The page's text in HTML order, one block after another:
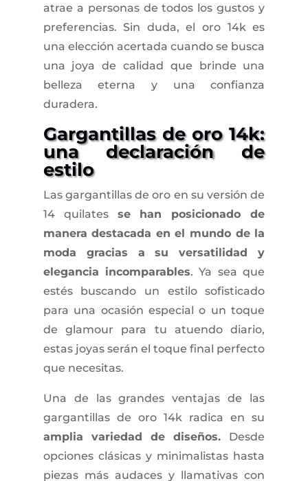
atrae a personas de todos los gustos y
preferencias. Sin duda, el oro 14k es
una elección acertada cuando se busca
una joya de calidad que brinde una
belleza eterna y una confianza
duradera.
Gargantillas de oro 14k:
una declaración de
estilo
Las gargantillas de oro en su versión de
14 quilates se han posicionado de
manera destacada en el mundo de la
moda gracias a su versatilidad y
elegancia incomparables. Ya sea que
estés buscando un estilo sofisticado
para una ocasión especial o un toque
de glamour para tu atuendo diario,
estas joyas serán el toque final perfecto
que necesitas.
Una de las grandes ventajas de las
gargantillas de oro 14k radica en su
amplia variedad de diseños. Desde
opciones clásicas y minimalistas hasta
piezas más audaces y llamativas con